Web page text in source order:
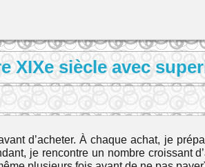
XIXe siècle avec
d’acheter. À chaque achat, je
je rencontre un nombre croissant